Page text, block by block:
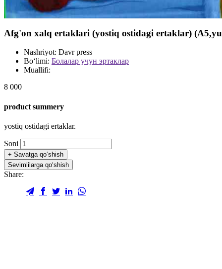
Afg'on xalq ertaklari (yostiq ostidagi ertaklar)
Nashriyot: Davr press
Bo‘limi: Болалар учун эртаклар
Muallifi:
8 000
product summery
yostiq ostidagi ertaklar.
Soni
+ Savatga qo‘shish
Sevimlilarga qo‘shish
Share: